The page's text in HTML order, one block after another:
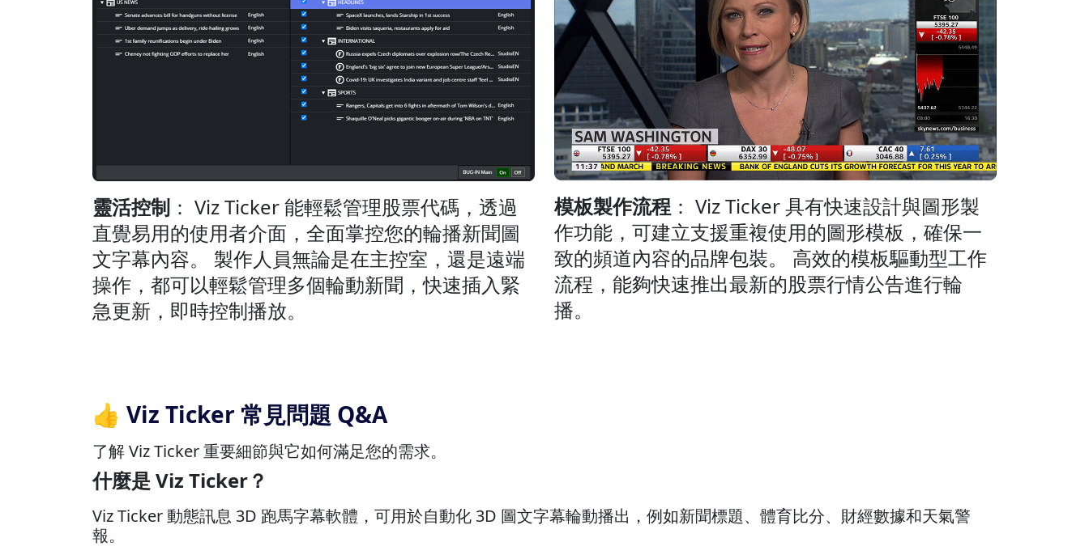
靈活控制 ： Viz Ticker 能輕鬆管理股票代碼，透過
直覺易用的使用者介面，全面掌控您的輪播新聞圖
文字幕內容。 製作人員無論是在主控室，還是遠端
操作，都可以輕鬆管理多個輪動新聞，快速插入緊
急更新，即時控制播放。
模板製作流程 ： Viz Ticker 具有快速設計與圖形製
作功能，可建立支援重複使用的圖形模板，確保一
致的頻道內容的品牌包裝。 高效的模板驅動型工作
流程，能夠快速推出最新的股票行情公告進行輪
播。
👍 Viz Ticker 常見問題 Q&A
了解 Viz Ticker 重要細節與它如何滿足您的需求。
什麼是 Viz Ticker？
Viz Ticker 動態訊息 3D 跑馬字幕軟體，可用於自動化 3D 圖文字幕輪動播出，例如新聞標題、體育比分、財經數據和天氣警
報。